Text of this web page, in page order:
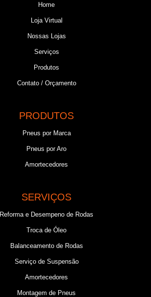
Home
Loja Virtual
Nossas Lojas
Serviços
Produtos
Contato / Orçamento
PRODUTOS
Pneus por Marca
Pneus por Aro
Amortecedores
SERVIÇOS
Reforma e Desempeno de Rodas
Troca de Óleo
Balanceamento de Rodas
Serviço de Suspensão
Amortecedores
Montagem de Pneus